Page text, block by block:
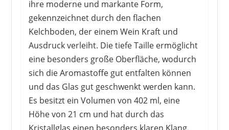
ihre moderne und markante Form,
gekennzeichnet durch den flachen
Kelchboden, der einem Wein Kraft und
Ausdruck verleiht. Die tiefe Taille ermöglicht
eine besonders große Oberfläche, wodurch
sich die Aromastoffe gut entfalten können
und das Glas gut geschwenkt werden kann.
Es besitzt ein Volumen von 402 ml, eine
Höhe von 21 cm und hat durch das